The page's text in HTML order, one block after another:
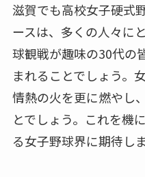
滋賀でも高校女子硬式
ースは、多くの人々に
球観戦が趣味の30代の
まれることでしょう。
情熱の火を更に燃やし
とでしょう。これを機
る女子野球界に期待し